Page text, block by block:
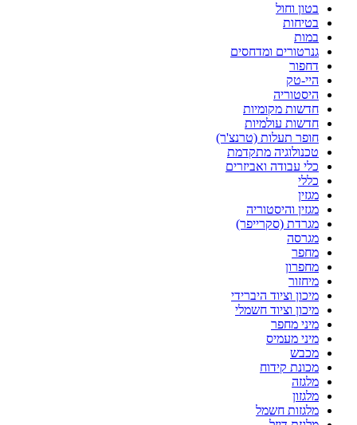
בטון וחול
בטיחות
במות
גנרטורים ומדחסים
דחפור
היי-טק
היסטוריה
חדשות מקומיות
חדשות עולמיות
חופר תעלות (טרנצ'ר)
טכנולוגיה מתקדמת
כלי עבודה ואביזרים
כללי
מגזין
מגזין והיסטוריה
מגרדת (סקרייפר)
מגרסה
מחפר
מחפרון
מיחזור
מיכון וציוד היברידי
מיכון וציוד חשמלי
מיני מחפר
מיני מעמיס
מכבש
מכונת קידוח
מלגזה
מלגזון
מלגזות חשמל